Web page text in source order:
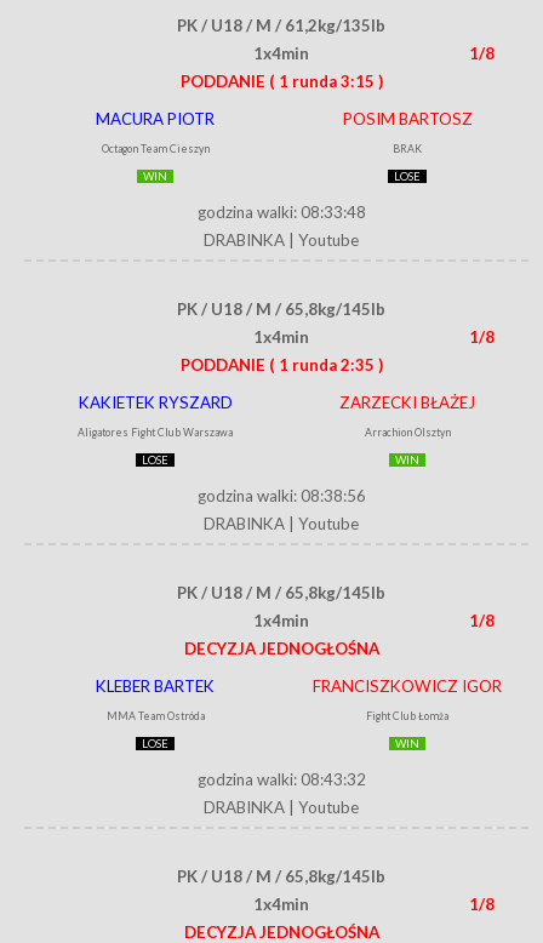
PK / U18 / M / 61,2kg/135lb
1x4min
1/8
PODDANIE ( 1 runda 3:15 )
MACURA PIOTR
Octagon Team Cieszyn
WIN
POSIM BARTOSZ
BRAK
LOSE
godzina walki: 08:33:48
DRABINKA
Youtube
PK / U18 / M / 65,8kg/145lb
1x4min
1/8
PODDANIE ( 1 runda 2:35 )
KAKIETEK RYSZARD
Aligatores Fight Club Warszawa
LOSE
ZARZECKI BŁAŻEJ
Arrachion Olsztyn
WIN
godzina walki: 08:38:56
DRABINKA
Youtube
PK / U18 / M / 65,8kg/145lb
1x4min
1/8
DECYZJA JEDNOGŁOŚNA
KLEBER BARTEK
MMA Team Ostróda
LOSE
FRANCISZKOWICZ IGOR
Fight Club Łomża
WIN
godzina walki: 08:43:32
DRABINKA
Youtube
PK / U18 / M / 65,8kg/145lb
1x4min
1/8
DECYZJA JEDNOGŁOŚNA